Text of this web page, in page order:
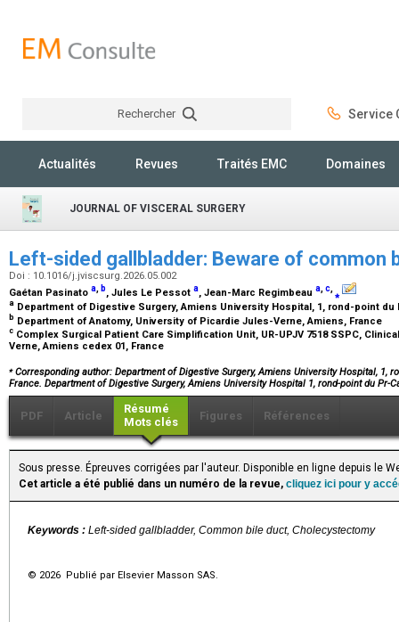
Rechercher Service
Actualités Revues Traités EMC Domaines
JOURNAL OF VISCERAL SURGERY
Left-sided gallbladder: Beware of common
Doi : 10.1016/j.jviscsurg.2026.05.002
Gaétan Pasinato a, b, Jules Le Pessot a, Jean-Marc Regimbeau a,c,⁎
a Department of Digestive Surgery, Amiens University Hospital, 1, rond-point du
b Department of Anatomy, University of Picardie Jules-Verne, Amiens, France
c Complex Surgical Patient Care Simplification Unit, UR-UPJV 7518 SSPC,
Verne, Amiens cedex 01, France
⁎Corresponding author: Department of Digestive Surgery, Amiens University Hospital, 1,
France. Department of Digestive Surgery, Amiens University Hospital 1, rond-point du Pr-
PDF Article
Résumé
Mots clés
Figures Références
Sous presse. Épreuves corrigées par l'auteur. Disponible en ligne depuis le
Cet article a été publié dans un numéro de la revue, cliquez ici pour y
Keywords : Left-sided gallbladder, Common bile duct, Cholecystectomy
© 2026 Publié par Elsevier Masson SAS.